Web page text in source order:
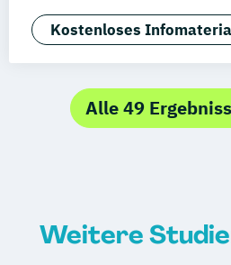
München (Ismaning)
Management (EN/DE)
Project Studies (EN/DE)
Kostenloses
Alle 49
Weitere